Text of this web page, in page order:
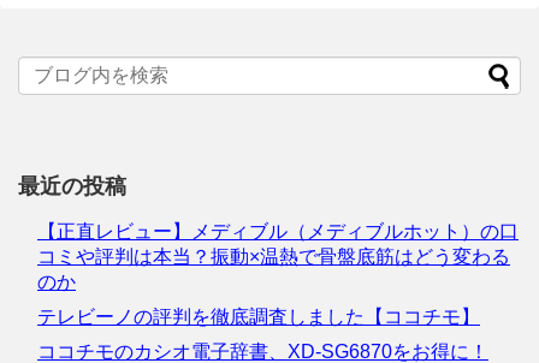
最近の投稿
【正直レビュー】メディブル（メディブルホット）の口
コミや評判は本当？振動×温熱で骨盤底筋はどう変わる
のか
テレビーノの評判を徹底調査しました【ココチモ】
ココチモのカシオ電子辞書、XD-SG6870をお得に！